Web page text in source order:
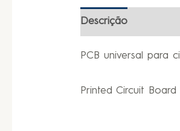
Descrição
PCB universal para
Printed Circuit